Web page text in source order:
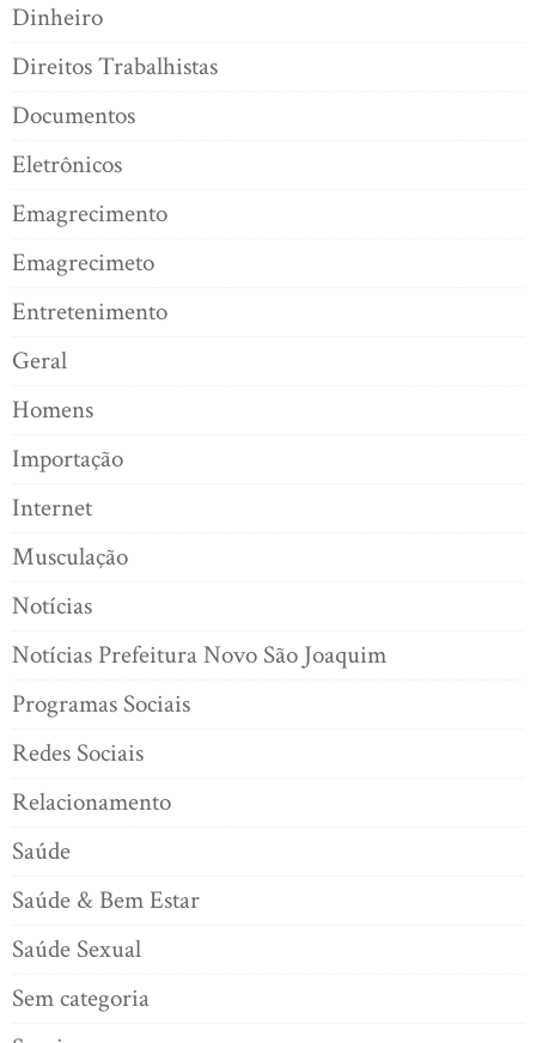
Dinheiro
Direitos Trabalhistas
Documentos
Eletrônicos
Emagrecimento
Emagrecimeto
Entretenimento
Geral
Homens
Importação
Internet
Musculação
Notícias
Notícias Prefeitura Novo São Joaquim
Programas Sociais
Redes Sociais
Relacionamento
Saúde
Saúde & Bem Estar
Saúde Sexual
Sem categoria